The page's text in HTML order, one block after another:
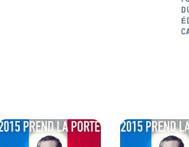
Hebdo et les
sa verve
en